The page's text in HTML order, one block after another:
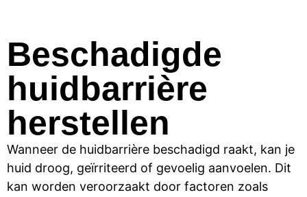
Beschadigde
huidbarrière
herstellen
Wanneer de huidbarrière beschadigd raakt, kan je
huid droog, geïrriteerd of gevoelig aanvoelen. Dit
kan worden veroorzaakt door factoren zoals